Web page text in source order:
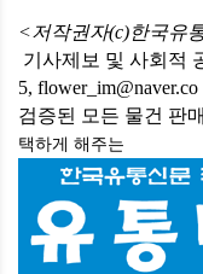
<저작권자(c)한국유
기사제보 및 사회적
5, flower_im@naver.co
검증된 모든 물건 판
택하게 해주는